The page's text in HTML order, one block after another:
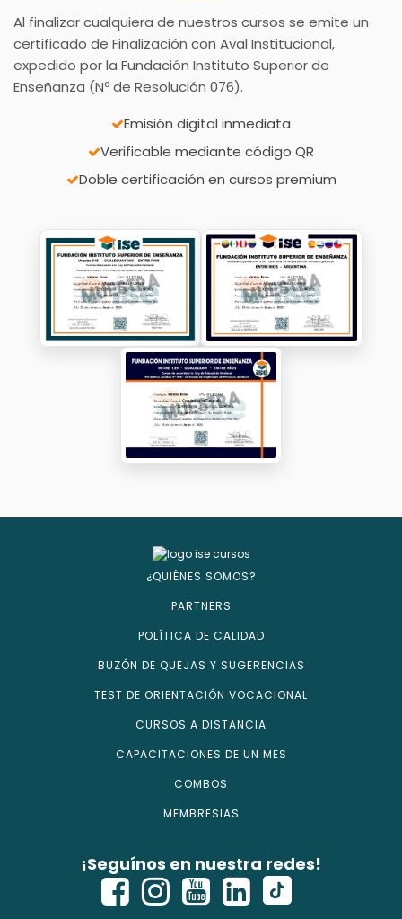
Al finalizar cualquiera de nuestros cursos se emite un
certificado de Finalización con Aval Institucional,
expedido por la Fundación Instituto Superior de
Enseñanza (Nº de Resolución 076).
Emisión digital inmediata
Verificable mediante código QR
Doble certificación en cursos premium
¿QUIÉNES SOMOS?
PARTNERS
POLÍTICA DE CALIDAD
BUZÓN DE QUEJAS Y SUGERENCIAS
TEST DE ORIENTACIÓN VOCACIONAL
CURSOS A DISTANCIA
CAPACITACIONES DE UN MES
COMBOS
MEMBRESIAS
¡Seguínos en nuestra redes!